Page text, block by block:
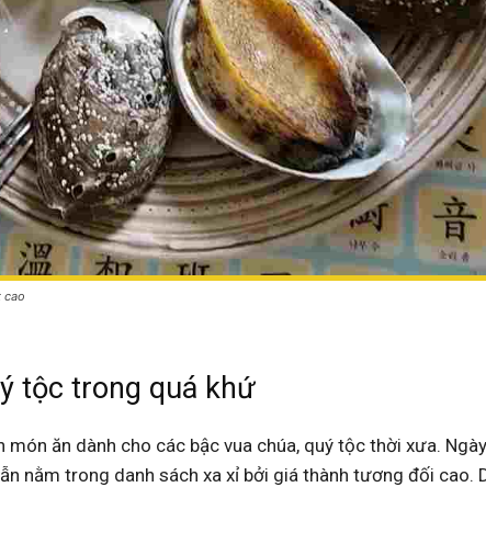
cao
tộc trong quá khứ
ăn dành cho các bậc vua chúa, quý tộc thời xưa.
nằm trong danh sách xa xỉ bởi giá thành tương đối cao.